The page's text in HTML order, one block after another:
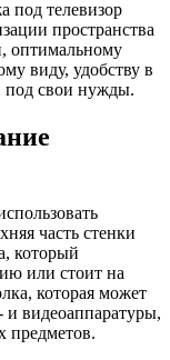
под телевизор
пространства
оптимальному
виду, удобству в
под свои нужды.
часть стенки
который
или стоит на
которая может
и видеоаппаратуры,
предметов.